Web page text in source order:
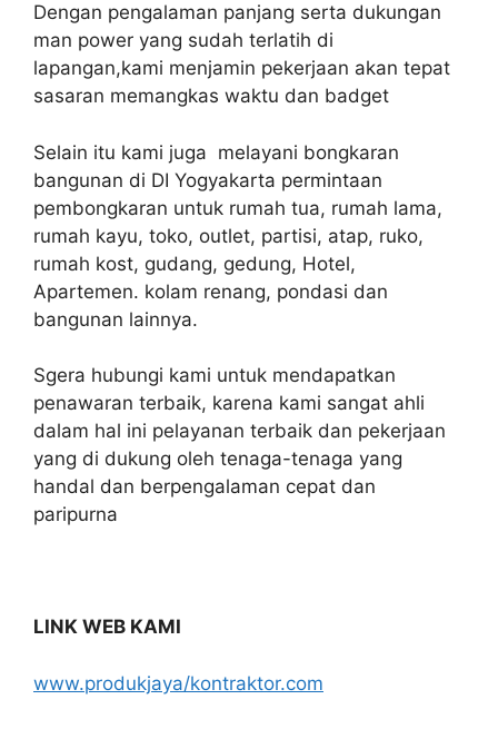
Dengan pengalaman panjang serta dukungan
man power yang sudah terlatih di
lapangan,kami menjamin pekerjaan akan tepat
sasaran memangkas waktu dan badget
Selain itu kami juga melayani bongkaran
bangunan di DI Yogyakarta permintaan
pembongkaran untuk rumah tua, rumah lama,
rumah kayu, toko, outlet, partisi, atap, ruko,
rumah kost, gudang, gedung, Hotel,
Apartemen. kolam renang, pondasi dan
bangunan lainnya.
Sgera hubungi kami untuk mendapatkan
penawaran terbaik, karena kami sangat ahli
dalam hal ini pelayanan terbaik dan pekerjaan
yang di dukung oleh tenaga-tenaga yang
handal dan berpengalaman cepat dan
paripurna
LINK WEB KAMI
www.produkjaya/kontraktor.com